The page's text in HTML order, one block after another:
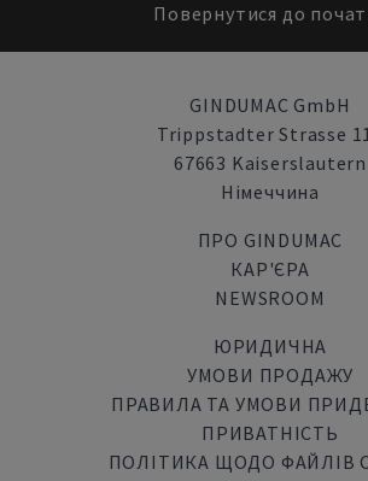
Повернутися до
GINDUMAC GmbH
Trippstadter Strasse
67663 Kaiserslautern
Німеччина
ПРО GINDUMAC
КАР'ЄРА
NEWSROOM
ЮРИДИЧНА
УМОВИ ПРОДАЖУ
ПРАВИЛА ТА УМОВИ
ПРИВАТНІСТЬ
ПОЛІТИКА ЩОДО ФАЙЛІВ